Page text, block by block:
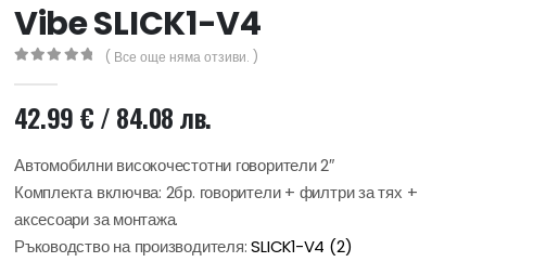
Vibe SLICK1-V4
( Все още няма отзиви. )
42.99€/ 84.08 лв.
Автомобилни високочестотни говорители 2″
Комплекта включва: 2бр. говорители + филтри за тях +
аксесоари за монтажа.
Ръководство на производителя:SLICK1-V4 (2)